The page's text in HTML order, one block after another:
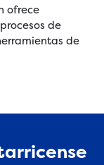
ofrece
de
de